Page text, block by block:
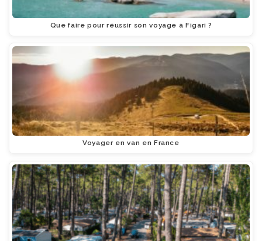
Que faire pour réussir son voyage à Figari ?
Voyager en van en France